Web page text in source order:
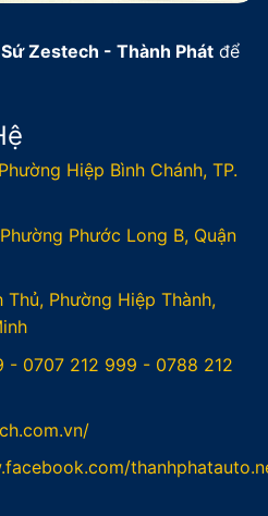
Zestech - Thành Phát để
Hiệp Bình Chánh, TP.
Phước Long B, Quận
Thủ, Phường Hiệp Thành,
- 0707 212 999 - 0788 212